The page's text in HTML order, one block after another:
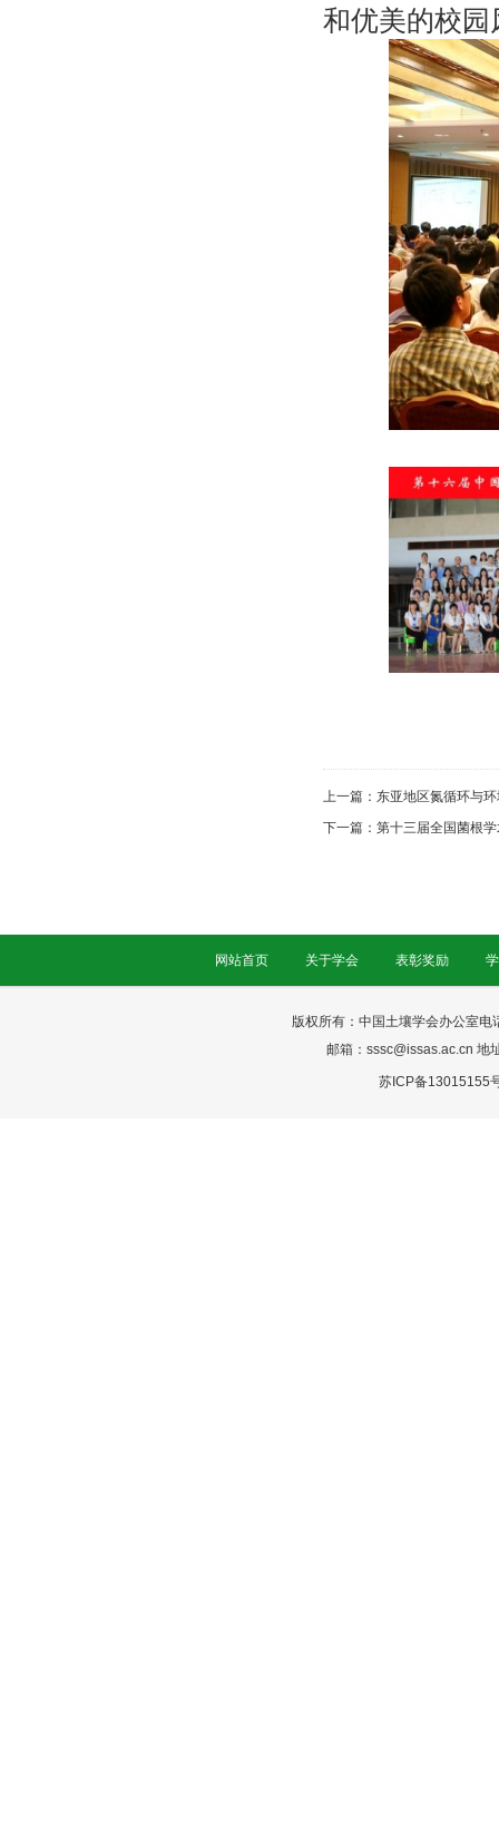
和优美的校
上一篇： 东亚地区氮循环与
下一篇： 第十三届全国菌根
网站首页 关于学会 表彰奖励
版权所有：中国土壤学会办公室
邮箱：sssc@issas.ac.cn 地
苏ICP备13015155